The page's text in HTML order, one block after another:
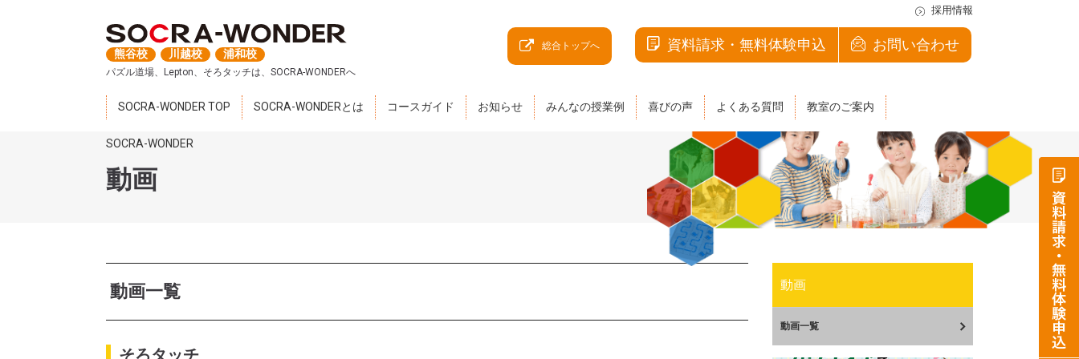
熊谷校 川越校 浦和校
資料請求・無料体験申込 お問い合わせ
パズル道場、Lepton、そろタッチは、SOCRA-WONDERへ
SOCRA-WONDER TOP SOCRA-WONDERとは コースガイド お知らせ みんなの授業例 喜びの声 よくある質問 教室のご案内
総合トップへ
採用情報
SOCRA-WONDER
動画
動画一覧
そろタッチ
動画
動画一覧